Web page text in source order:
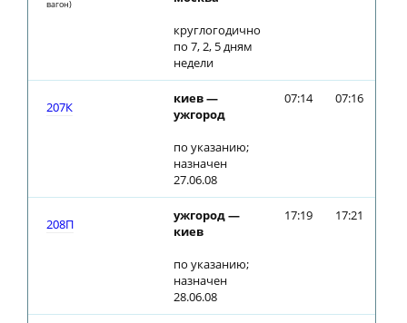
вагон)
круглогодично
по 7, 2, 5 дням
недели
207К
киев —
ужгород
по указанию;
назначен
27.06.08
07:14 07:16
208П
ужгород —
киев
по указанию;
назначен
28.06.08
17:19 17:21